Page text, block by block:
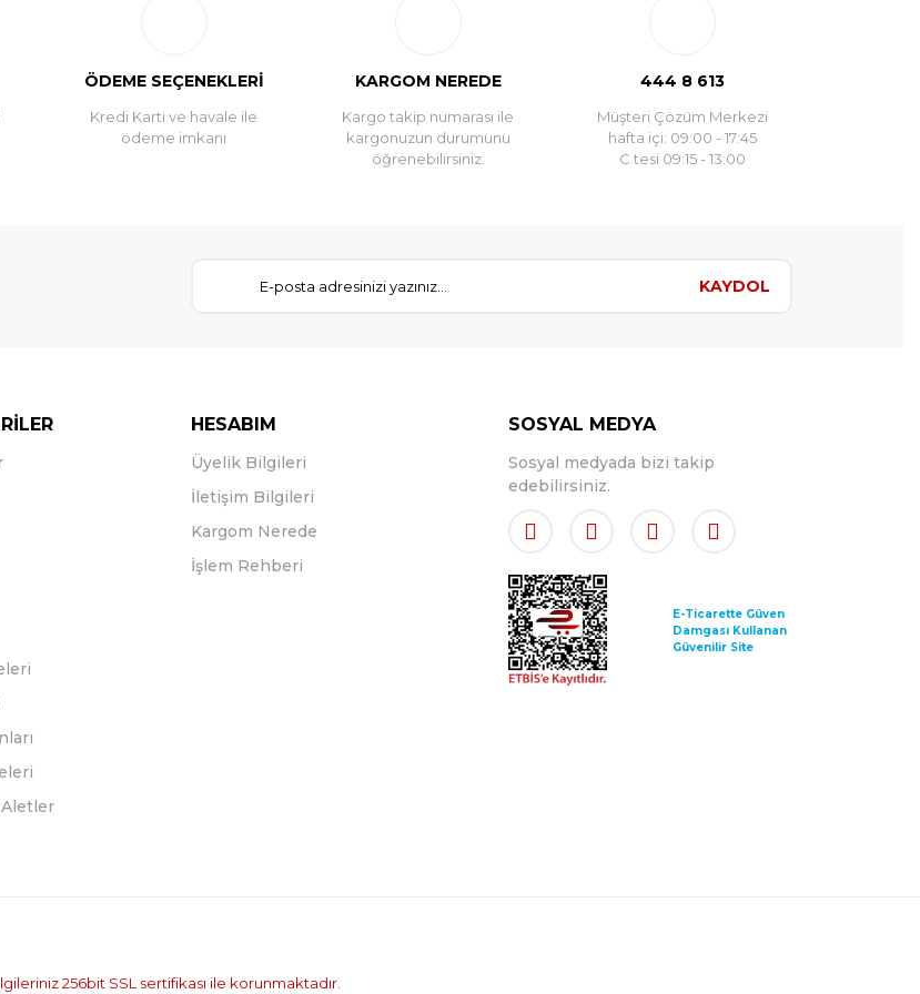
ÖDEME SEÇENEKLERİ
Kredi Kartı ve havale ile
ödeme imkanı
KARGOM NEREDE
Kargo takip numarası ile
kargonuzun durumunu
öğrenebilirsiniz.
444 8 613
Müşteri Çözüm Merkezi
hafta içi: 09:00 - 17:45
C.tesi 09:15 - 13:00
KAYDOL
HESABIM
Üyelik Bilgileri
İletişim Bilgileri
Kargom Nerede
İşlem Rehberi
SOSYAL MEDYA
Sosyal medyada bizi takip
edebilirsiniz.
E-Ticarette Güven
Damgası Kullanan
Güvenilir Site
256bit SSL sertifikası ile korunmaktadır.